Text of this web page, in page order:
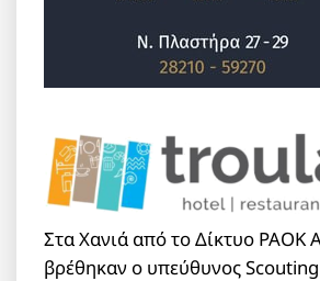
Στα Χανιά από το Δίκτυο PAOK
βρέθηκαν ο υπεύθυνος